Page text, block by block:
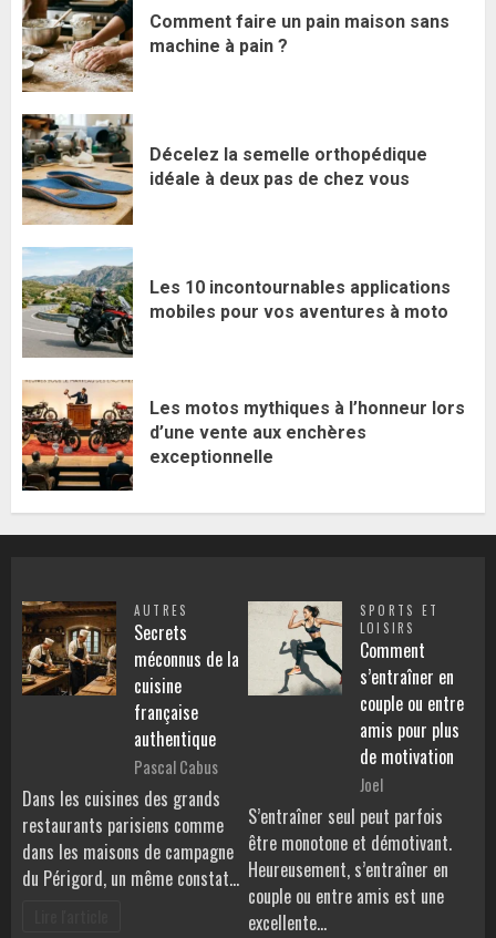
Comment faire un pain maison sans
machine à pain ?
Décelez la semelle orthopédique
idéale à deux pas de chez vous
Les 10 incontournables applications
mobiles pour vos aventures à moto
Les motos mythiques à l’honneur lors
d’une vente aux enchères
exceptionnelle
AUTRES
Secrets
méconnus de la
cuisine
française
authentique
Pascal Cabus
Dans les cuisines des grands
restaurants parisiens comme
dans les maisons de campagne
du Périgord, un même constat…
SPORTS ET
LOISIRS
Comment
s’entraîner en
couple ou entre
amis pour plus
de motivation
Joel
S’entraîner seul peut parfois
être monotone et démotivant.
Heureusement, s’entraîner en
couple ou entre amis est une
excellente…